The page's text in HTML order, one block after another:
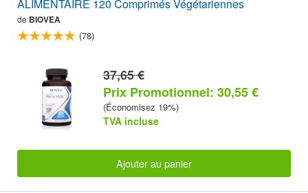
ALIMENTAIRE 120 Comprimés Végétariennes
de BIOVEA
(78)
37,65 €
Prix Promotionnel: 30,55 €
(Économisez 19%)
TVA incluse
Ajouter au panier